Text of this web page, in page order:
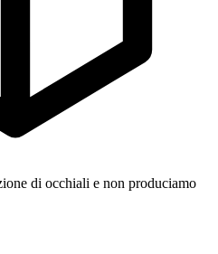
di occhiali e non produciamo